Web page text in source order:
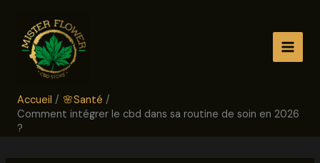
contenu
Accueil
🌸Santé
Comment intégrer le cbd dans sa routine de soin en 2026
?